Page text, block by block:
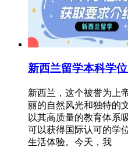
新西兰留学本科学
新西兰，这个被誉为上
丽的自然风光和独特的
以其高质量的教育体系
可以获得国际认可的学
生活体验。今天，我